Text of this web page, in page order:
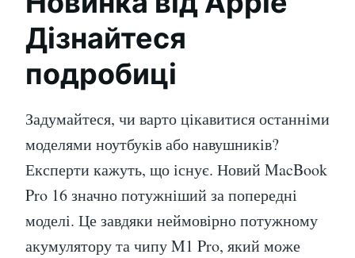
Дізнайтеся
подробиці
Задумайтеся, чи варто цікавитися останніми
моделями ноутбуків або навушників?
Експерти кажуть, що існує. Новий MacBook
Pro 16 значно потужніший за попередні
моделі. Це завдяки неймовірно потужному
акумулятору та чипу M1 Pro, який може